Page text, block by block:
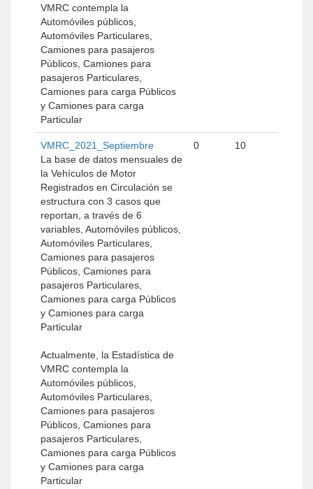
VMRC contempla la
Automóviles públicos,
Automóviles Particulares,
Camiones para pasajeros
Públicos, Camiones para
pasajeros Particulares,
Camiones para carga Públicos
y Camiones para carga
Particular
VMRC_2021_Septiembre
La base de datos mensuales de
la Vehículos de Motor
Registrados en Circulación se
estructura con 3 casos que
reportan, a través de 6
variables, Automóviles públicos,
Automóviles Particulares,
Camiones para pasajeros
Públicos, Camiones para
pasajeros Particulares,
Camiones para carga Públicos
y Camiones para carga
Particular
Actualmente, la Estadística de
VMRC contempla la
Automóviles públicos,
Automóviles Particulares,
Camiones para pasajeros
Públicos, Camiones para
pasajeros Particulares,
Camiones para carga Públicos
y Camiones para carga
Particular
0 10